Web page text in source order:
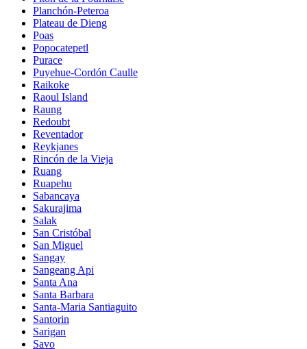
Planchón-Peteroa
Plateau de Dieng
Poas
Popocatepetl
Purace
Puyehue-Cordón Caulle
Raikoke
Raoul Island
Raung
Redoubt
Reventador
Reykjanes
Rincón de la Vieja
Ruang
Ruapehu
Sabancaya
Sakurajima
Salak
San Cristóbal
San Miguel
Sangay
Sangeang Api
Santa Ana
Santa Barbara
Santa-Maria Santiaguito
Santorin
Sarigan
Savo